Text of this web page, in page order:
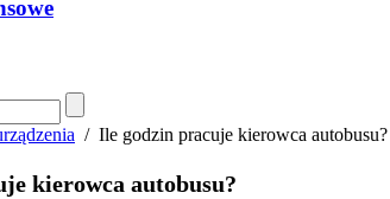
/ Ile godzin pracuje kierowca autobusu?
kierowca autobusu?